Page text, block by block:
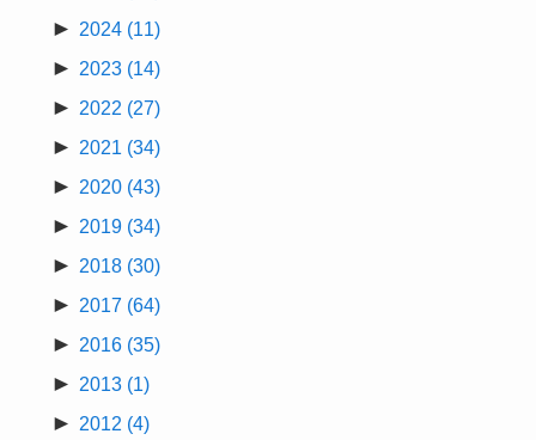
► 2024 (11)
► 2023 (14)
► 2022 (27)
► 2021 (34)
► 2020 (43)
► 2019 (34)
► 2018 (30)
► 2017 (64)
► 2016 (35)
► 2013 (1)
► 2012 (4)